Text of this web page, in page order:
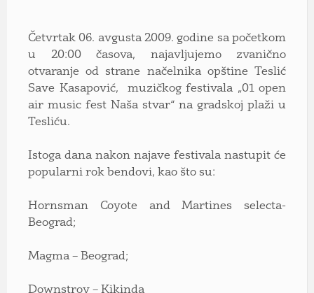
Četvrtak 06. avgusta 2009. godine sa početkom
u 20:00 časova, najavljujemo zvanično
otvaranje od strane načelnika opštine Teslić
Save Kasapović, muzičkog festivala „01 open
air music fest Naša stvar“ na gradskoj plaži u
Tesliću.
Istoga dana nakon najave festivala nastupit će
popularni rok bendovi, kao što su:
Hornsman Coyote and Martines selecta-
Beograd;
Magma – Beograd;
Downstroy – Kikinda